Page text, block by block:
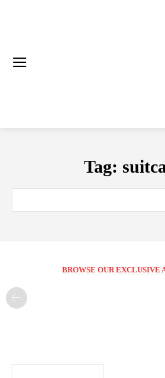
Tag:
BROWSE OUR EXCLUSIVE